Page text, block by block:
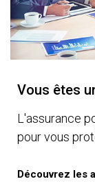
Vous êtes
L'assurance
pour vous
Découvrez les